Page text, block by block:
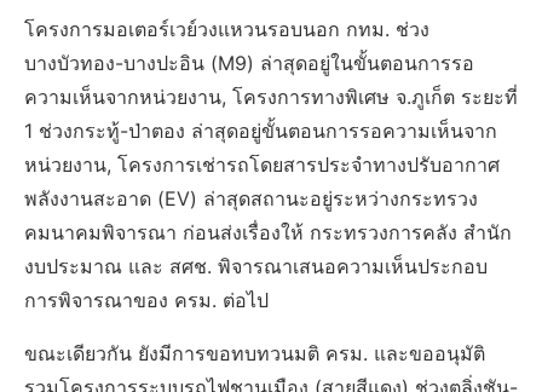
โครงการมอเตอร์เวย์วงแหวนรอบนอก กทม. ช่วง
บางบัวทอง-บางปะอิน (M9) ล่าสุดอยู่ในขั้นตอนการรอ
ความเห็นจากหน่วยงาน, โครงการทางพิเศษ จ.ภูเก็ต ระยะที่
1 ช่วงกระทู้-ป่าตอง ล่าสุดอยู่ขั้นตอนการรอความเห็นจาก
หน่วยงาน, โครงการเช่ารถโดยสารประจำทางปรับอากาศ
พลังงานสะอาด (EV) ล่าสุดสถานะอยู่ระหว่างกระทรวง
คมนาคมพิจารณา ก่อนส่งเรื่องให้ กระทรวงการคลัง สำนัก
งบประมาณ และ สศช. พิจารณาเสนอความเห็นประกอบ
การพิจารณาของ ครม. ต่อไป
ขณะเดียวกัน ยังมีการขอทบทวนมติ ครม. และขออนุมัติ
รวมโครงการระบบรถไฟชานเมือง (สายสีแดง) ช่วงตลิ่งชัน-